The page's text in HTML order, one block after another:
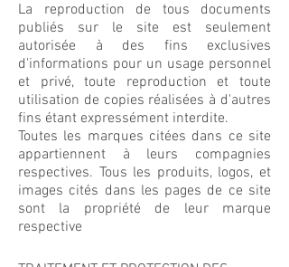
La reproduction de tous documents
publiés sur le site est seulement
autorisée à des fins exclusives
d'informations pour un usage personnel
et privé, toute reproduction et toute
utilisation de copies réalisées à d'autres
fins étant expressément interdite.
Toutes les marques citées dans ce site
appartiennent à leurs compagnies
respectives. Tous les produits, logos, et
images cités dans les pages de ce site
sont la propriété de leur marque
respective